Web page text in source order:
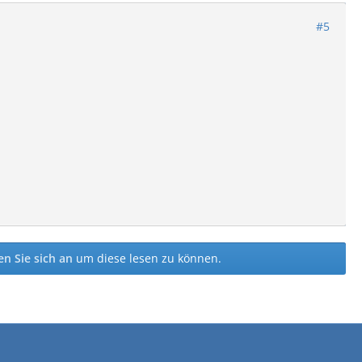
#5
Sie sich an um diese lesen zu können.